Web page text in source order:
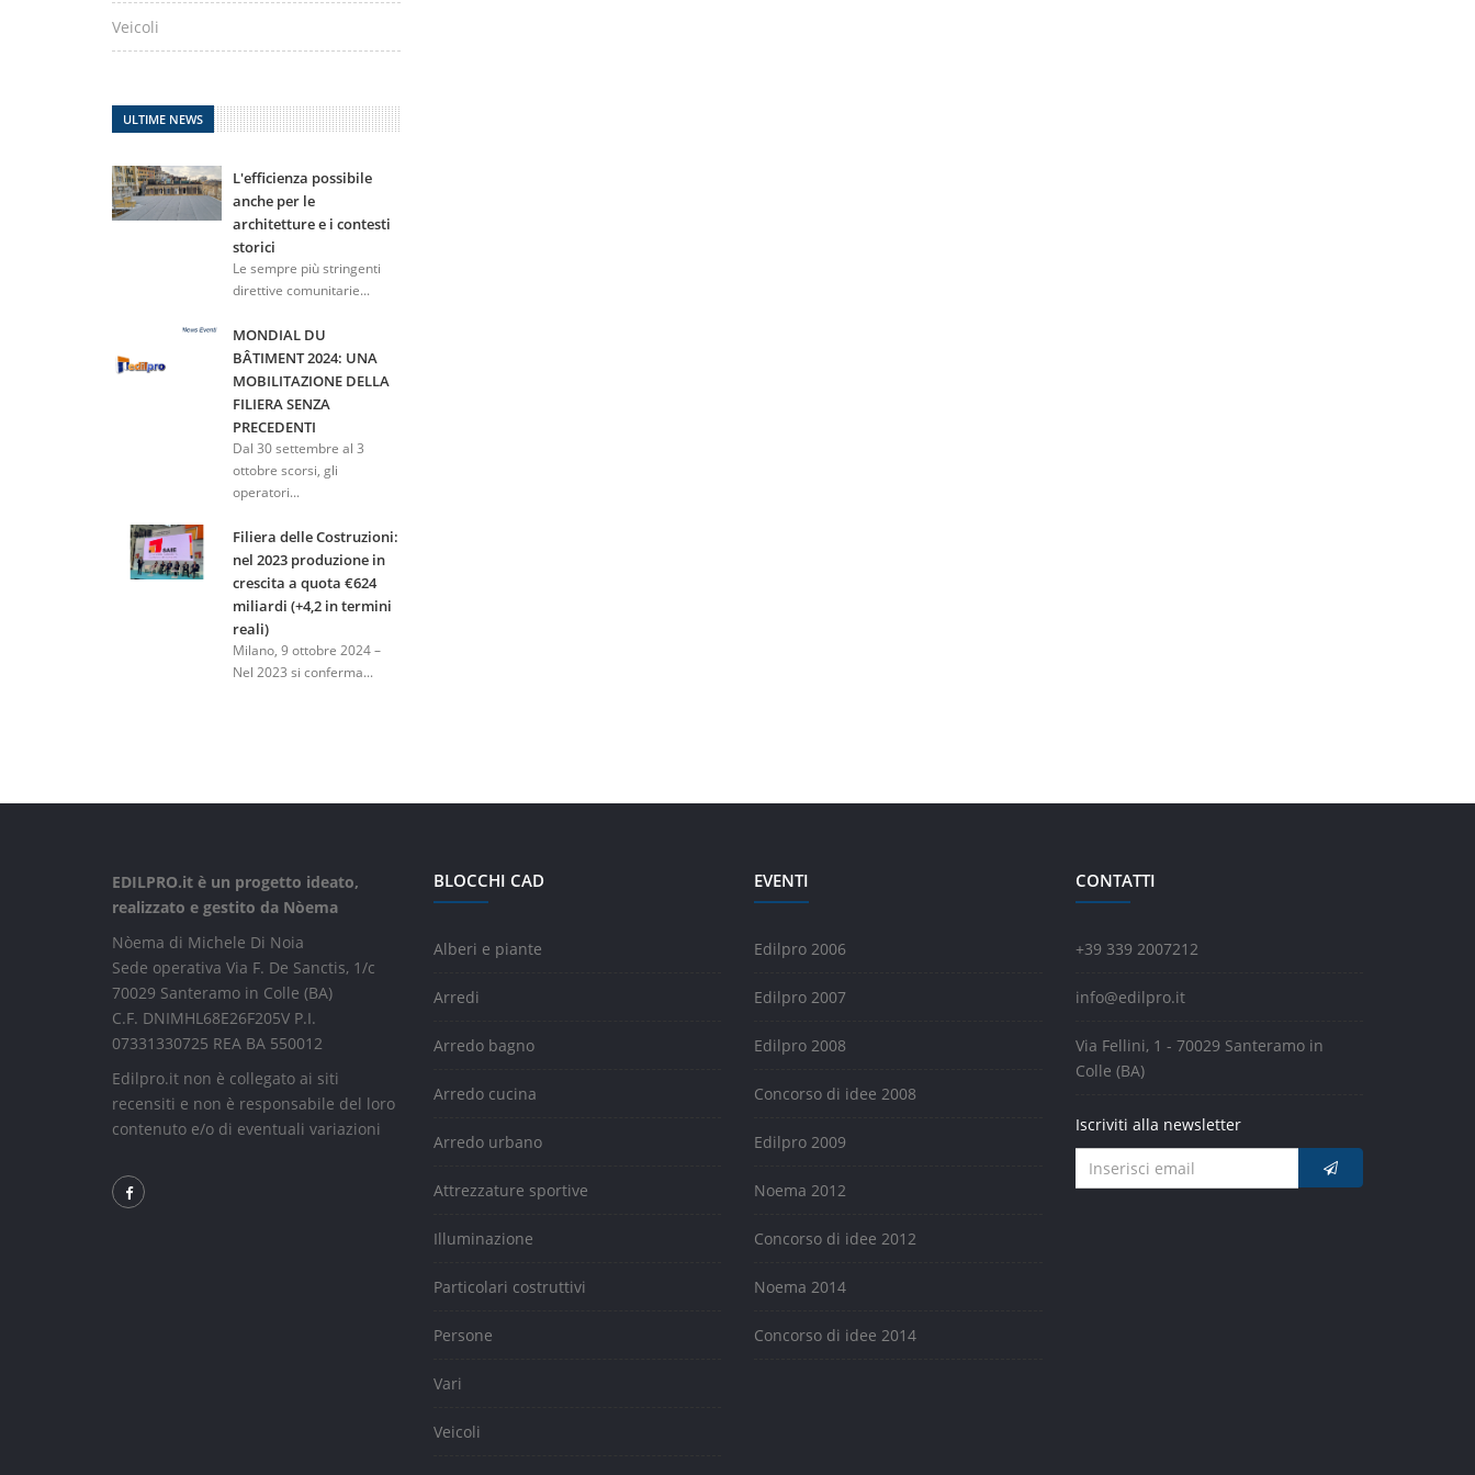
Veicoli
ULTIME NEWS
L'efficienza possibile
anche per le
architetture e i contesti
storici
Le sempre più stringenti
direttive comunitarie...
MONDIAL DU
BÂTIMENT 2024: UNA
MOBILITAZIONE DELLA
FILIERA SENZA
PRECEDENTI
Dal 30 settembre al 3
ottobre scorsi, gli
operatori...
Filiera delle Costruzioni:
nel 2023 produzione in
crescita a quota €624
miliardi (+4,2 in termini
reali)
Milano, 9 ottobre 2024 –
Nel 2023 si conferma...
EDILPRO.it è un progetto ideato,
realizzato e gestito da Nòema
Nòema di Michele Di Noia
Sede operativa Via F. De Sanctis, 1/c
70029 Santeramo in Colle (BA)
C.F. DNIMHL68E26F205V P.I.
07331330725 REA BA 550012
Edilpro.it non è collegato ai siti
recensiti e non è responsabile del loro
contenuto e/o di eventuali variazioni
BLOCCHI CAD
Alberi e piante
Arredi
Arredo bagno
Arredo cucina
Arredo urbano
Attrezzature sportive
Illuminazione
Particolari costruttivi
Persone
Vari
Veicoli
EVENTI
Edilpro 2006
Edilpro 2007
Edilpro 2008
Concorso di idee 2008
Edilpro 2009
Noema 2012
Concorso di idee 2012
Noema 2014
Concorso di idee 2014
CONTATTI
+39 339 2007212
info@edilpro.it
Via Fellini, 1 - 70029 Santeramo in
Colle (BA)
Iscriviti alla newsletter